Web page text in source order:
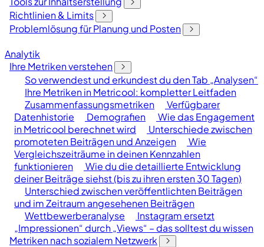
Richtlinien & Limits
Problemlösung für Planung und Posten
Analytik
Ihre Metriken verstehen
So verwendest und erkundest du den Tab „Analysen“
Ihre Metriken in Metricool: kompletter Leitfaden
Zusammenfassungsmetriken
Verfügbarer
Datenhistorie
Demografien
Wie das Engagement
in Metricool berechnet wird
Unterschiede zwischen
promoteten Beiträgen und Anzeigen
Wie
Vergleichszeiträume in deinen Kennzahlen
funktionieren
Wie du die detaillierte Entwicklung
deiner Beiträge siehst (bis zu ihren ersten 30 Tagen)
Unterschied zwischen veröffentlichten Beiträgen
und im Zeitraum angesehenen Beiträgen
Wettbewerberanalyse
Instagram ersetzt
„Impressionen“ durch „Views“ – das solltest du wissen
Metriken nach sozialem Netzwerk